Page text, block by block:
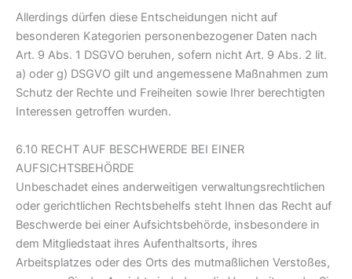
Allerdings dürfen diese Entscheidungen nicht auf
besonderen Kategorien personenbezogener Daten nach
Art. 9 Abs. 1 DSGVO beruhen, sofern nicht Art. 9 Abs. 2 lit.
a) oder g) DSGVO gilt und angemessene Maßnahmen zum
Schutz der Rechte und Freiheiten sowie Ihrer berechtigten
Interessen getroffen wurden.
6.10 RECHT AUF BESCHWERDE BEI EINER
AUFSICHTSBEHÖRDE
Unbeschadet eines anderweitigen verwaltungsrechtlichen
oder gerichtlichen Rechtsbehelfs steht Ihnen das Recht auf
Beschwerde bei einer Aufsichtsbehörde, insbesondere in
dem Mitgliedstaat ihres Aufenthaltsorts, ihres
Arbeitsplatzes oder des Orts des mutmaßlichen Verstoßes,